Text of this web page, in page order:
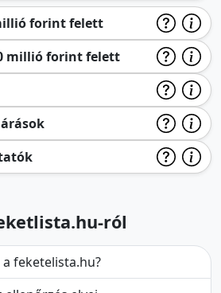
forint felett
millió forint felett
ról
a feketelista.hu?